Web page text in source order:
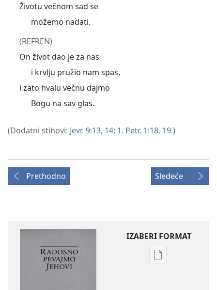
Životu večnom sad se
možemo nadati.
(REFREN)
On život dao je za nas
i krvlju pružio nam spas,
i zato hvalu večnu dajmo
Bogu na sav glas.
(Dodatni stihovi: Jevr. 9:13, 14; 1. Petr. 1:18, 19.)
Prethodno Sledeće
IZABERI FORMAT
Formati